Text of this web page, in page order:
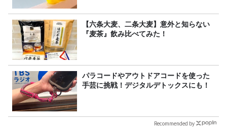
【六条大麦、二条大麦】意外と知らない
『麦茶』飲み比べてみた！
パラコードやアウトドアコードを使った
手芸に挑戦！デジタルデトックスにも！
Recommended by